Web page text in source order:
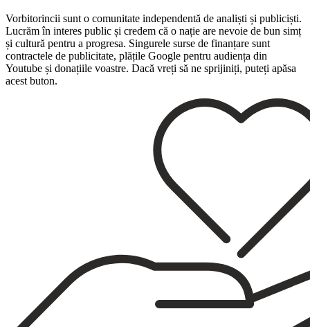
Vorbitorincii sunt o comunitate independentă de analiști și publiciști.
Lucrăm în interes public și credem că o nație are nevoie de bun simț
și cultură pentru a progresa. Singurele surse de finanțare sunt
contractele de publicitate, plățile Google pentru audiența din
Youtube și donațiile voastre. Dacă vreți să ne sprijiniți, puteți apăsa
acest buton.